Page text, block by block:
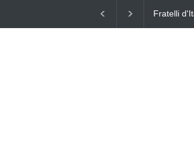
Sposetti per l'aumento dell'addizionale